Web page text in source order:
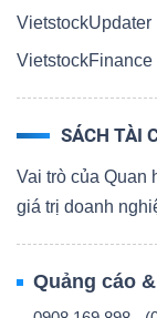
VietstockUpdater
VietstockFinance
SÁCH TÀI
Vai trò của Quan
giá trị doanh
Quảng cáo